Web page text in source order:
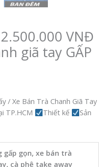
VNĐ
giã tay GẤP
/ Xe Bán Trà Chanh Giã Tay
TP.HCM
Thiết kế
Sản
gấp gọn, xe bán trà
cà phê take away